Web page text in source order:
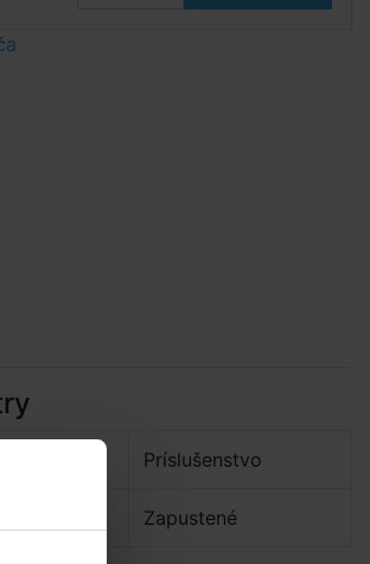
Príslušenstvo
Zapustené